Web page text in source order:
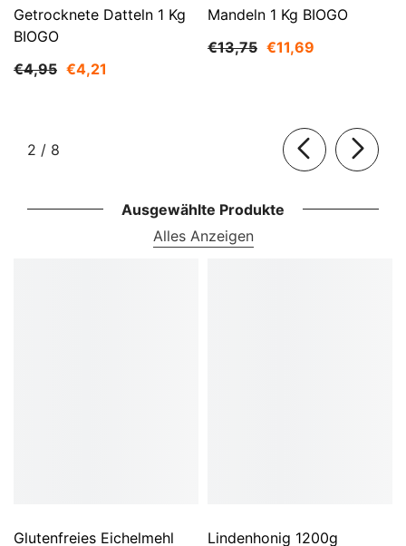
Getrocknete Datteln 1 Kg
BIOGO
€4,95 €4,21
Mandeln 1 Kg BIOGO
€13,75 €11,69
2 / von
8
Ausgewählte Produkte
Alles Anzeigen
Glutenfreies Eichelmehl Lindenhonig 1200g